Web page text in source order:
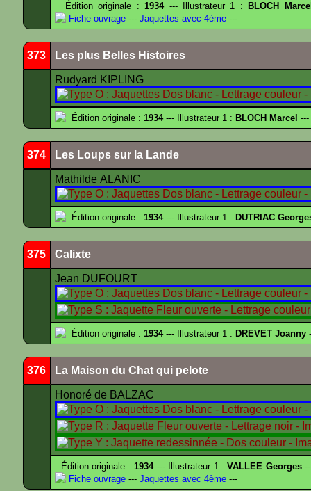
Édition originale :1934--- Illustrateur 1 :
BLOCH
Fiche ouvrage --- Jaquettes avec 4ème ---
373 Les plus Belles Histoires
Rudyard KIPLING
Édition originale : 1934--- Illustrateur 1 : BLOCH Marcel ---
374 Les Loups sur la Lande
Mathilde ALANIC
Édition originale : 1934--- Illustrateur 1 : DUTRIAC
375 Calixte
Jean DUFOURT
Édition originale : 1934--- Illustrateur 1 : DREVET Joanny
376 La Maison du Chat qui pelote
Honoré de BALZAC
Édition originale :1934--- Illustrateur 1 :VALLEE Georges
Fiche ouvrage --- Jaquettes avec 4ème ---